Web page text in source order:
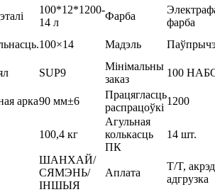
100*12*1200-
14 л
Фарба
фарба
100×14 Мадэль
SUP9
Мінімальны
заказ
100
арка90 мм±6
Працягласць
распрацоўкі
1200
100,4 кг
Агульная
колькасць
ПК
14 шт.
ШАНХАЙ/
СЯМЭНЬ/
ІНШЫЯ
Аплата
T/T,
адгрузка